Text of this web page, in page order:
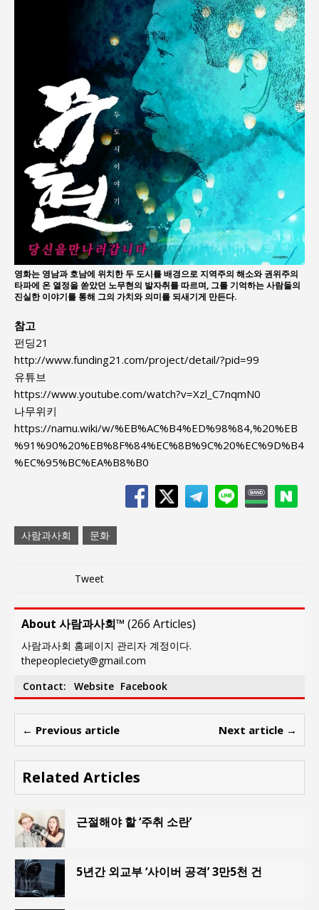
영화는 영남과 호남에 위치한 두 도시를 배경으로 지역주의 해소와 권위주의
타파에 온 열정을 쏟았던 노무현의 발자취를 따르며, 그를 기억하는 사람들의
진실한 이야기를 통해 그의 가치와 의미를 되새기게 만든다.
참고
펀딩21
http://www.funding21.com/project/detail/?pid=99
유튜브
https://www.youtube.com/watch?v=Xzl_C7nqmN0
나무위키
https://namu.wiki/w/%EB%AC%B4%ED%98%84,%20%EB
%91%90%20%EB%8F%84%EC%8B%9C%20%EC%9D%B4
%EC%95%BC%EA%B8%B0
사람과사회 문화
Tweet
About 사람과사회™ (266 Articles)
사람과사회 홈페이지 관리자 계정이다.
thepeopleciety@gmail.com
Contact:
Website Facebook
← Previous article Next article →
Related Articles
근절해야 할 ‘주취 소란’
5년간 외교부 ‘사이버 공격’ 3만5천 건